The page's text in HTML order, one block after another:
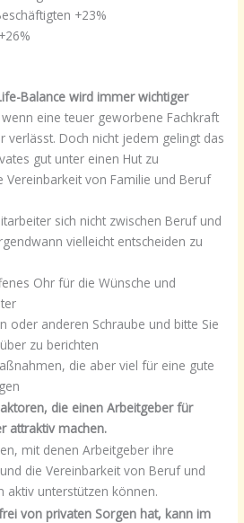
+23%
Balance wird immer wichtiger
eine teuer geworbene Fachkraft
verlässt. Doch nicht jedem gelingt das
gut unter einen Hut zu
Vereinbarkeit von Familie und Beruf
sich nicht zwischen Beruf und
vielleicht entscheiden zu
Ohr für die Wünsche und
oder anderen Schraube und bitte Sie
zu berichten
die aber viel für eine gute
die einen Arbeitgeber für
attraktiv machen.
mit denen Arbeitgeber ihre
die Vereinbarkeit von Beruf und
aktiv unterstützen können.
von privaten Sorgen hat, kann im